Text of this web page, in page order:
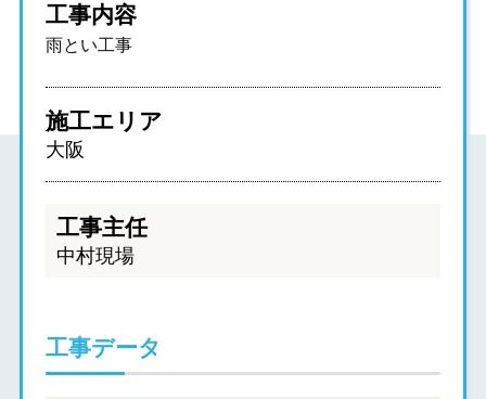
工事内容
雨とい工事
施工エリア
大阪
工事主任
中村現場
工事データ